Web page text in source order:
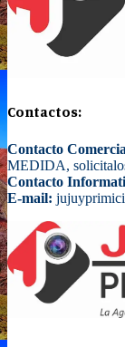
Contactos:
Contacto
MEDIDA,
Contacto
E-mail: